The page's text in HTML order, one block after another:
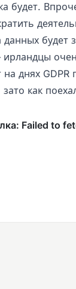
будет.
данных будет
ирландцы
на днях GDPR
как